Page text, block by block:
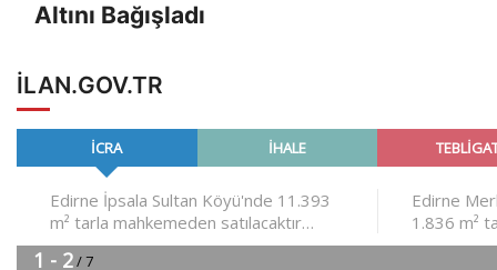
Altını Bağışladı
ILAN.GOV.TR